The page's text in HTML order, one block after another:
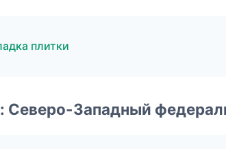
плитки
Северо-Западный